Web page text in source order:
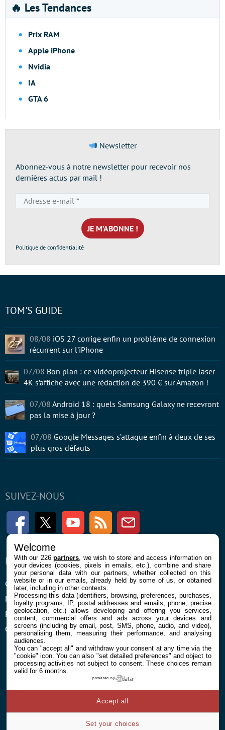
🔥 Les Tendances
Prix RAM
Apple iPhone
Nvidia
IA
GTA 6
Newsletter
Abonnez-vous à notre newsletter pour recevoir nos
dernières actus par mail !
e-
mail
*
Politique de confidentialité
SUIVEZ-NOUS
FacebookTwitter Youtube RSS Newsletter
ENTREPRISE
Confidentialité et Cookies
Mentions légales et CGU
Préférences Cookies
Qui sommes nous
À PROPOS
Contact
TOM'S GUIDE
08/08 iOS 27 corrige enfin un problème de connexion
récurrent sur l’iPhone
07/08 Bon plan : ce vidéoprojecteur Hisense triple laser
4K s’affiche avec une rédaction de 390 € sur Amazon !
07/08 Android 18 : quels Samsung Galaxy ne recevront
pas la mise à jour ?
07/08 Google Messages s’attaque enfin à deux de ses
plus gros défauts
Welcome
With our 226partners , we wish to store and access information on
your devices (cookies, pixels in emails, etc.), combine and share
your personal data with our partners, whether collected on this
website or in our emails, already held by some of us, or obtained
later, including in other contexts.
Processing this data (identifiers, browsing, preferences, purchases,
loyalty programs, IP, postal addresses and emails, phone, precise
geolocation, etc.) allows developing and offering you services,
content, commercial offers and ads across your devices and
screens (including by email, post, SMS, phone, audio, and video),
personalising them, measuring their performance, and analysing
audiences.
You can "accept all" and withdraw your consent at any time via the
"cookie" icon. You can also "set detailed preferences" and object to
processing activities not subject to consent. These choices remain
valid for 6 months.
powered by
Set your choices
Accept all